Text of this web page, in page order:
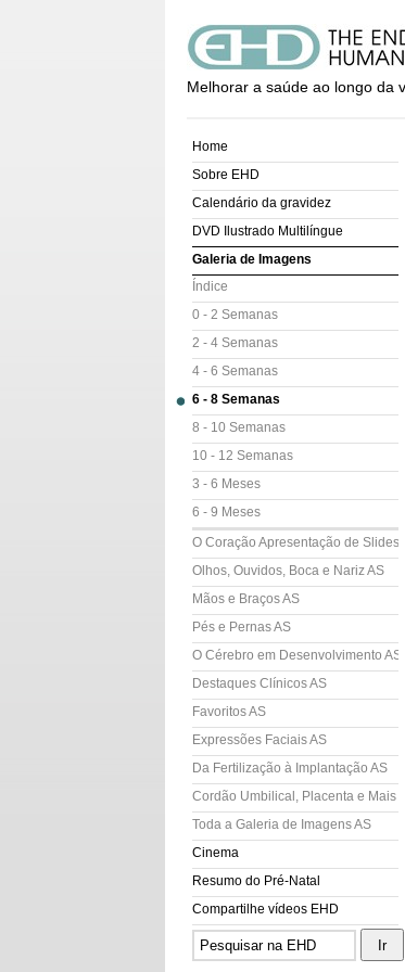
Melhorar a saúde ao longo da
Home
Sobre EHD
Calendário da gravidez
DVD Ilustrado Multilíngue
Galeria de Imagens
Índice
0 - 2 Semanas
2 - 4 Semanas
4 - 6 Semanas
6 - 8 Semanas
8 - 10 Semanas
10 - 12 Semanas
3 - 6 Meses
6 - 9 Meses
O Coração Apresentação de Slides
Olhos, Ouvidos, Boca e Nariz AS
Mãos e Braços AS
Pés e Pernas AS
O Cérebro em Desenvolvimento AS
Destaques Clínicos AS
Favoritos AS
Expressões Faciais AS
Da Fertilização à Implantação AS
Cordão Umbilical, Placenta e Mais
Toda a Galeria de Imagens AS
Cinema
Resumo do Pré-Natal
Compartilhe vídeos EHD